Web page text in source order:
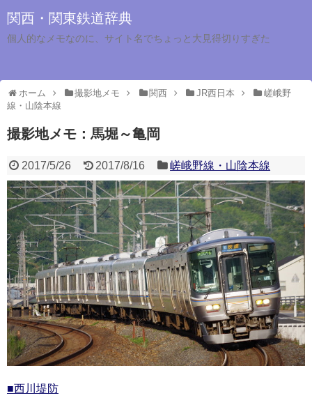
関西・関東鉄道辞典
個人的なメモなのに、サイト名でちょっと大見得切りすぎた
ホーム 撮影地メモ 関西 JR西日本
嵯峨野
線・山陰本線
撮影地メモ：馬堀～亀岡
2017/5/26 2017/8/16 嵯峨野線・山陰本線
■西川堤防